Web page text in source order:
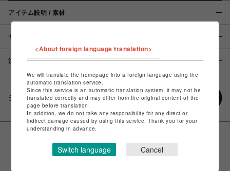
アイテム説明 / 素材
サイズ
注意事項
シェアする
<About foreign language translation>
We will translate the homepage into a foreign language using the
automatic translation service.
Since this service is an automatic translation system, it may not be
translated correctly and may differ from the original content of the
page before translation.
In addition, we do not take any responsibility for any direct or
indirect damage caused by using this service. Thank you for your
understanding in advance.
Switch language Cancel